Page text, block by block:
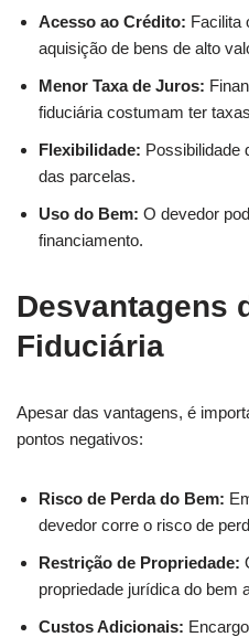
Acesso ao Crédito: Facilita
aquisição de bens de alto
Menor Taxa de Juros:
fiduciária costumam ter
Flexibilidade: Possibilidade
das parcelas.
Uso do Bem: O devedor
financiamento.
Desvantagens
Fiduciária
Apesar das vantagens, é
pontos negativos:
Risco de Perda do Bem:
devedor corre o risco de
Restrição de Propriedade:
propriedade jurídica do bem
Custos Adicionais: